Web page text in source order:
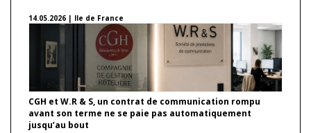
14.05.2026 | Ile de France
CGH et W.R & S, un contrat de communication rompu
avant son terme ne se paie pas automatiquement
jusqu’au bout